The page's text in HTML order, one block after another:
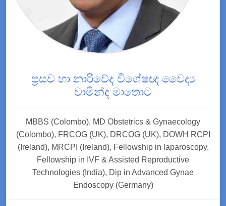
ප්‍රසව හා නාරිවේද විශේෂඥ වෛද්‍ය
චාමින්ද මාතොට
MBBS (Colombo), MD Obstetrics & Gynaecology
(Colombo), FRCOG (UK), DRCOG (UK), DOWH RCPI
(Ireland), MRCPI (Ireland), Fellowship in laparoscopy,
Fellowship in IVF & Assisted Reproductive
Technologies (India), Dip in Advanced Gynae
Endoscopy (Germany)